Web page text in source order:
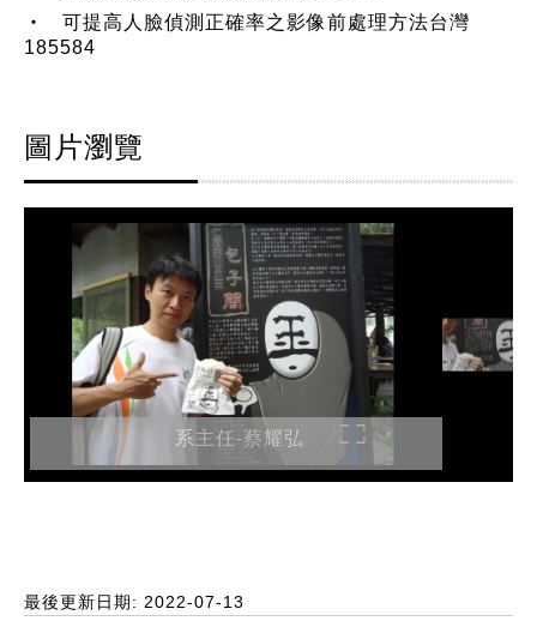
‧ 可提高人臉偵測正確率之影像前處理方法台灣
185584
圖片瀏覽
系主任-蔡耀弘
最後更新日期: 2022-07-13